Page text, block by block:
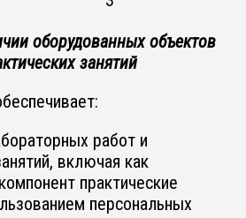
оборудованных объектов
занятий
работ и
включая как
практические
персональных